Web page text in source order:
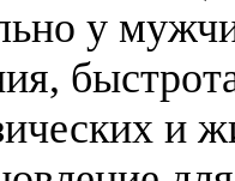
у
и